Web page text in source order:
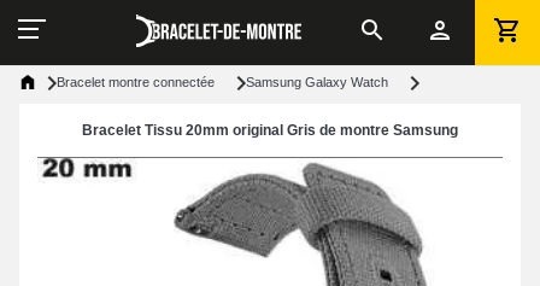
Bracelet montre connectée Samsung Galaxy Watch
Bracelet Tissu 20mm original Gris de montre Samsung